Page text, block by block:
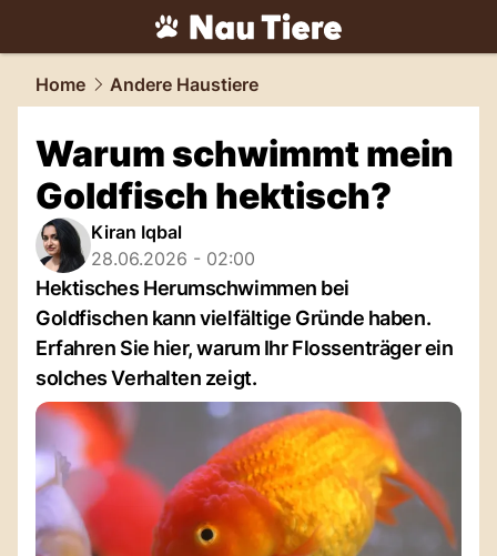
tiere.NAU.ch
Home Andere Haustiere
Warum schwimmt mein
Goldfisch hektisch?
Kiran Iqbal
28.06.2026 - 02:00
Hektisches Herumschwimmen bei
Goldfischen kann vielfältige Gründe haben.
Erfahren Sie hier, warum Ihr Flossenträger ein
solches Verhalten zeigt.